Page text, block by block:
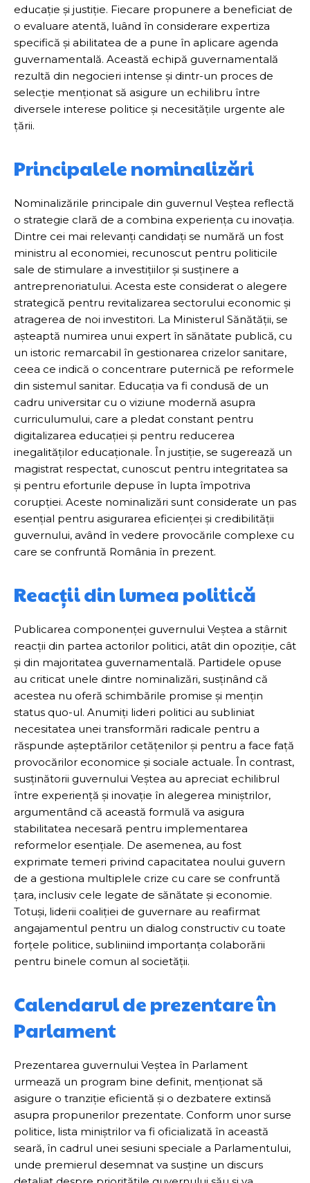
educație și justiție. Fiecare propunere a beneficiat de
o evaluare atentă, luând în considerare expertiza
specifică și abilitatea de a pune în aplicare agenda
guvernamentală. Această echipă guvernamentală
rezultă din negocieri intense și dintr-un proces de
selecție menționat să asigure un echilibru între
diversele interese politice și necesitățile urgente ale
țării.
Principalele nominalizări
Nominalizările principale din guvernul Veștea reflectă
o strategie clară de a combina experiența cu inovația.
Dintre cei mai relevanți candidați se numără un fost
ministru al economiei, recunoscut pentru politicile
sale de stimulare a investițiilor și susținere a
antreprenoriatului. Acesta este considerat o alegere
strategică pentru revitalizarea sectorului economic și
atragerea de noi investitori. La Ministerul Sănătății, se
așteaptă numirea unui expert în sănătate publică, cu
un istoric remarcabil în gestionarea crizelor sanitare,
ceea ce indică o concentrare puternică pe reformele
din sistemul sanitar. Educația va fi condusă de un
cadru universitar cu o viziune modernă asupra
curriculumului, care a pledat constant pentru
digitalizarea educației și pentru reducerea
inegalităților educaționale. În justiție, se sugerează un
magistrat respectat, cunoscut pentru integritatea sa
și pentru eforturile depuse în lupta împotriva
corupției. Aceste nominalizări sunt considerate un pas
esențial pentru asigurarea eficienței și credibilității
guvernului, având în vedere provocările complexe cu
care se confruntă România în prezent.
Reacții din lumea politică
Publicarea componenței guvernului Veștea a stârnit
reacții din partea actorilor politici, atât din opoziție, cât
și din majoritatea guvernamentală. Partidele opuse
au criticat unele dintre nominalizări, susținând că
acestea nu oferă schimbările promise și mențin
status quo-ul. Anumiți lideri politici au subliniat
necesitatea unei transformări radicale pentru a
răspunde așteptărilor cetățenilor și pentru a face față
provocărilor economice și sociale actuale. În contrast,
susținătorii guvernului Veștea au apreciat echilibrul
între experiență și inovație în alegerea miniștrilor,
argumentând că această formulă va asigura
stabilitatea necesară pentru implementarea
reformelor esențiale. De asemenea, au fost
exprimate temeri privind capacitatea noului guvern
de a gestiona multiplele crize cu care se confruntă
țara, inclusiv cele legate de sănătate și economie.
Totuși, liderii coaliției de guvernare au reafirmat
angajamentul pentru un dialog constructiv cu toate
forțele politice, subliniind importanța colaborării
pentru binele comun al societății.
Calendarul de prezentare în
Parlament
Prezentarea guvernului Veștea în Parlament
urmează un program bine definit, menționat să
asigure o tranziție eficientă și o dezbatere extinsă
asupra propunerilor prezentate. Conform unor surse
politice, lista miniștrilor va fi oficializată în această
seară, în cadrul unei sesiuni speciale a Parlamentului,
unde premierul desemnat va susține un discurs